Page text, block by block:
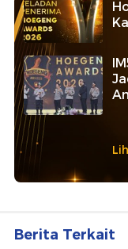
Berita Terkait